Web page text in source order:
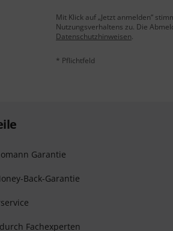
Mit Klick auf „Jetzt anmelden“
Nutzungsverhaltens zu. Die
Datenschutzhinweisen.
* Pflichtfeld
Garantie
Back-Garantie
Fachexperten